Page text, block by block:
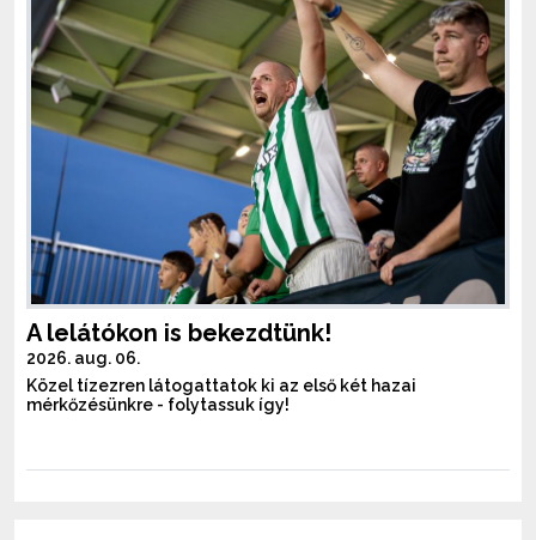
A lelátókon is bekezdtünk!
2026. aug. 06.
Közel tízezren látogattatok ki az első két hazai
mérkőzésünkre - folytassuk így!